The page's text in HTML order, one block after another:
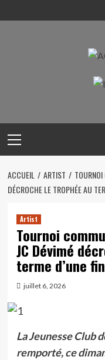
to
Menu
ACCUEIL ARTIST
DÉCROCHE LE TROPHÉE AU
Artist
Tournoi
JC Dévimé
terme d’une
juillet 6, 2026
La Jeunesse Club
remporté, ce